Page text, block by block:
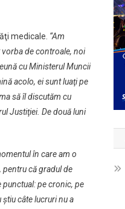
medicale. “Am
vorba de controale, noi
cu Ministerul Muncii
acolo, ei sunt luaţi pe
să îl discutăm cu
Justiţiei. De două luni
în care am o
pentru că gradul de
pe cronic, pe
câte lucruri nu a